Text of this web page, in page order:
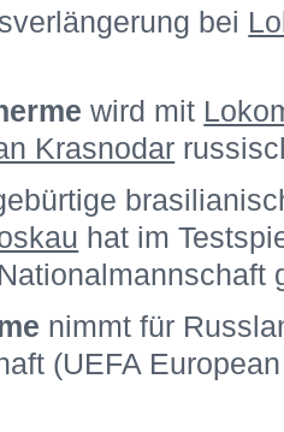
bei
wird mit
Krasnodar
hat im
nimmt für
(UEFA